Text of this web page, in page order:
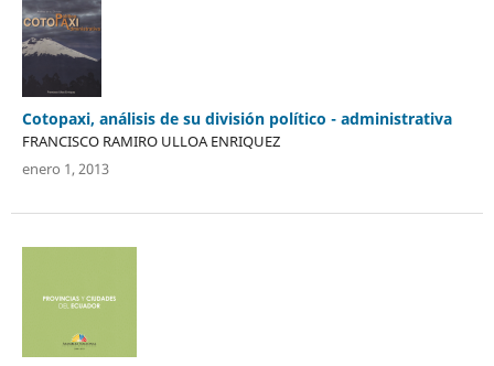
Cotopaxi, análisis de su división político - administrativa
FRANCISCO RAMIRO ULLOA ENRIQUEZ
enero 1, 2013